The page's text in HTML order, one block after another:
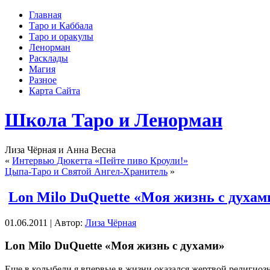
Главная
Таро и Каббала
Таро и оракулы
Ленорман
Расклады
Магия
Разное
Карта Сайта
Школа Таро и Ленорман
Лиза Чёрная и Анна Весна
« Интервью Дюкетта «Пейте пиво Кроули!»
Цыпа-Таро и Святой Ангел-Хранитель »
Lon Milo DuQuette «Моя жизнь с
01.06.2011 | Автор: Лиза Чёрная
Lon Milo DuQuette «Моя жизнь с духами»